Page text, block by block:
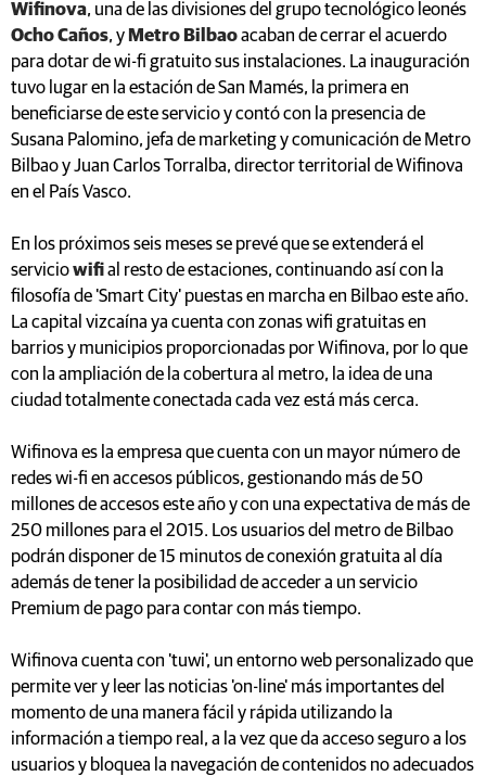
Wifinova, una de las divisiones del grupo tecnológico leonés
Ocho Caños, y Metro Bilbaoacaban de cerrar el acuerdo
para dotar de wi-fi gratuito sus instalaciones. La inauguración
tuvo lugar en la estación de San Mamés, la primera en
beneficiarse de este servicio y contó con la presencia de
Susana Palomino, jefa de marketing y comunicación de Metro
Bilbao y Juan Carlos Torralba, director territorial de Wifinova
en el País Vasco.
En los próximos seis meses se prevé que se extenderá el
serviciowifial resto de estaciones, continuando así con la
filosofía de 'Smart City' puestas en marcha en Bilbao este año.
La capital vizcaína ya cuenta con zonas wifi gratuitas en
barrios y municipios proporcionadas por Wifinova, por lo que
con la ampliación de la cobertura al metro, la idea de una
ciudad totalmente conectada cada vez está más cerca.
Wifinova es la empresa que cuenta con un mayor número de
redes wi-fi en accesos públicos, gestionando más de 50
millones de accesos este año y con una expectativa de más de
250 millones para el 2015. Los usuarios del metro de Bilbao
podrán disponer de 15 minutos de conexión gratuita al día
además de tener la posibilidad de acceder a un servicio
Premium de pago para contar con más tiempo.
Wifinova cuenta con 'tuwi', un entorno web personalizado que
permite ver y leer las noticias 'on-line' más importantes del
momento de una manera fácil y rápida utilizando la
información a tiempo real, a la vez que da acceso seguro a los
usuarios y bloquea la navegación de contenidos no adecuados